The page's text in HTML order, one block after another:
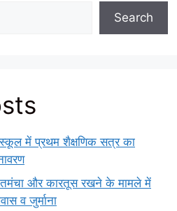
Search
स्कूल में प्रथम शैक्षणिक सत्र का
और कारतूस रखने के मामले में
व जुर्माना